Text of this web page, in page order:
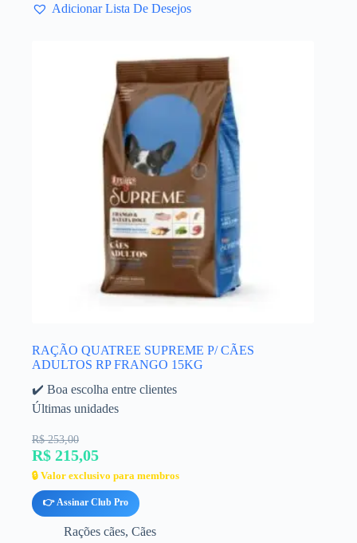
Adicionar Lista De Desejos
RAÇÃO QUATREE SUPREME P/ CÃES
ADULTOS RP FRANGO 15KG
✔️ Boa escolha entre clientes
Últimas unidades
R$ 253,00
R$ 215,05
🔒 Valor exclusivo para membros
👉 Assinar Club Pro
Rações cães, Cães